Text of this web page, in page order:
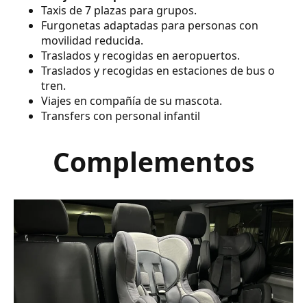
Taxis de 7 plazas para grupos.
Furgonetas adaptadas para personas con
movilidad reducida.
Traslados y recogidas en aeropuertos.
Traslados y recogidas en estaciones de bus o
tren.
Viajes en compañía de su mascota.
Transfers con personal infantil
Complementos